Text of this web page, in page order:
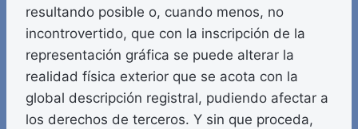
resultando posible o, cuando menos, no
incontrovertido, que con la inscripción de la
representación gráfica se puede alterar la
realidad física exterior que se acota con la
global descripción registral, pudiendo afectar a
los derechos de terceros. Y sin que proceda,